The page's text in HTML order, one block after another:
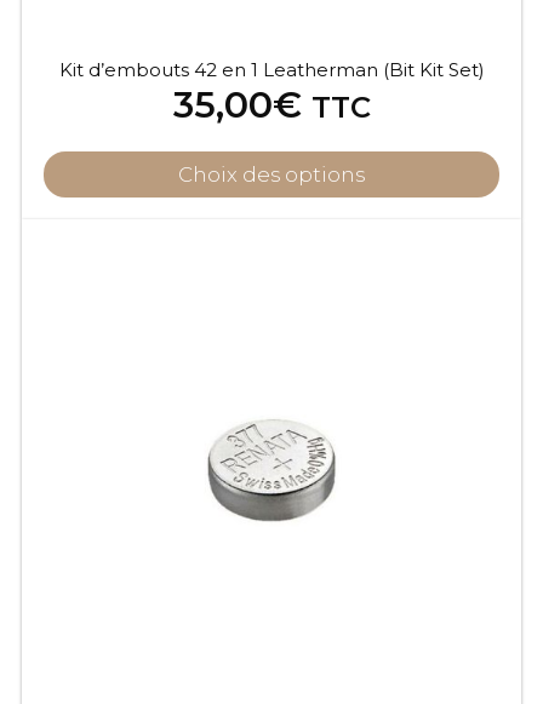
Kit d’embouts 42 en 1 Leatherman (Bit Kit Set)
35,00€ TTC
Choix des options